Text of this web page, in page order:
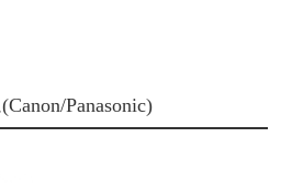
Panasonic)